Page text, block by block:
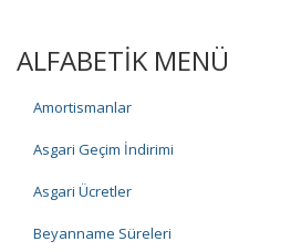
ALFABETİK MENÜ
Amortismanlar
Asgari Geçim İndirimi
Asgari Ücretler
Beyanname Süreleri